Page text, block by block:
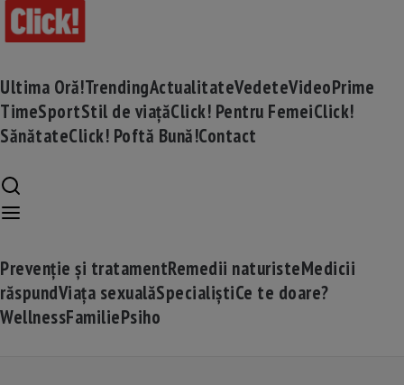
Ultima Oră!TrendingActualitateVedeteVideoPrime
TimeSportStil de viațăClick! Pentru FemeiClick!
SănătateClick! Poftă Bună!Contact
Prevenție și tratamentRemedii naturisteMedicii
răspundViața sexualăSpecialiștiCe te doare?
WellnessFamiliePsiho